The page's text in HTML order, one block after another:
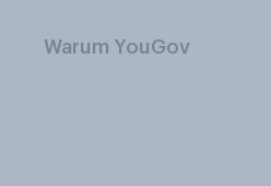
Warum YouGov